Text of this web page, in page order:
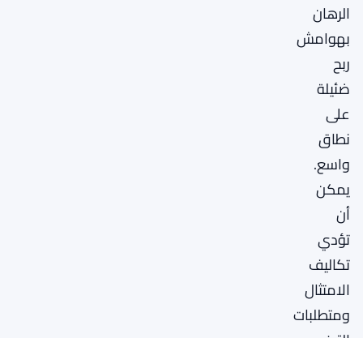
الرهان
بهوامش
ربح
ضئيلة
على
نطاق
واسع.
يمكن
أن
تؤدي
تكاليف
الامتثال
ومتطلبات